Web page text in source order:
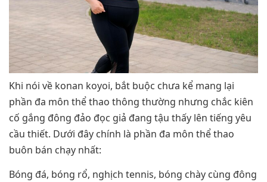
Khi nói về konan koyoi, bắt buộc chưa kể mang lại
phần đa môn thể thao thông thường nhưng chắc kiên
cố gắng đông đảo đọc giả đang tậu thấy lên tiếng yêu
cầu thiết. Dưới đây chính là phần đa môn thể thao
buôn bán chạy nhất:
Bóng đá, bóng rổ, nghịch tennis, bóng chày cùng đông